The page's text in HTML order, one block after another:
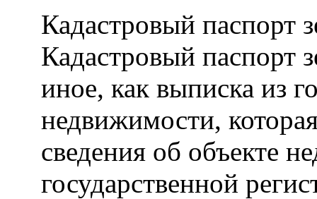
Кадастровый паспорт
Кадастровый паспорт
иное, как выписка из
недвижимости,
сведения об объекте
государственной